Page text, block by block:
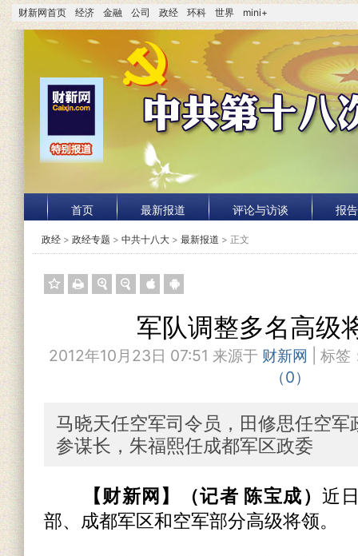
财新网首页 经济 金融 公司 政经 环科 世界 mini+
首页 最新报道 评论与访谈 报
政经 > 政经专题 > 中共十八大 > 最新报道 > 正文
军队调整多名高级
2012年10月23日 07:51 来源于 财新网 | 标签
（0）
马晓天任空军司令员，田修思任空军
参谋长，朱福熙任成都军区政委
【财新网】（记者 陈宝成）近
部、成都军区和空军部分高级将领。